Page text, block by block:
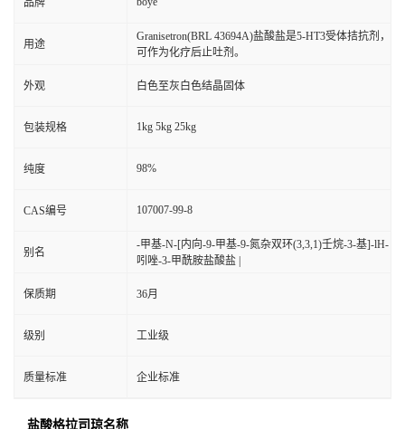
品牌
用途
Granisetron(BRL 43694A)盐酸盐是5-HT3受体拮抗剂，
可作为化疗后止吐剂。
外观 白色至灰白色结晶固体
包装规格 1kg 5kg 25kg
纯度 98%
CAS编号 107007-99-8
别名
-甲基-N-[内向-9-甲基-9-氮杂双环(3,3,1)壬烷-3-基]-lH-
吲唑-3-甲酰胺盐酸盐 |
保质期 36月
级别 工业级
质量标准 企业标准
盐酸格拉司琼名称